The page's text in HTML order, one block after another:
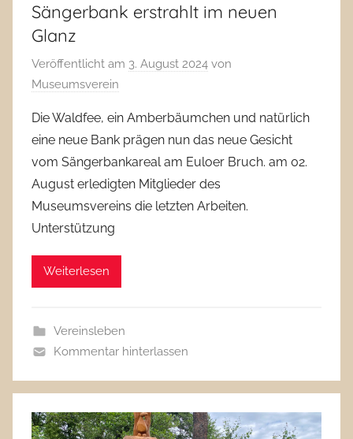
Sängerbank erstrahlt im neuen
Glanz
Veröffentlicht am 3. August 2024 von
Museumsverein
Die Waldfee, ein Amberbäumchen und natürlich
eine neue Bank prägen nun das neue Gesicht
vom Sängerbankareal am Euloer Bruch. am 02.
August erledigten Mitglieder des
Museumsvereins die letzten Arbeiten.
Unterstützung
Weiterlesen
Vereinsleben
Kommentar hinterlassen